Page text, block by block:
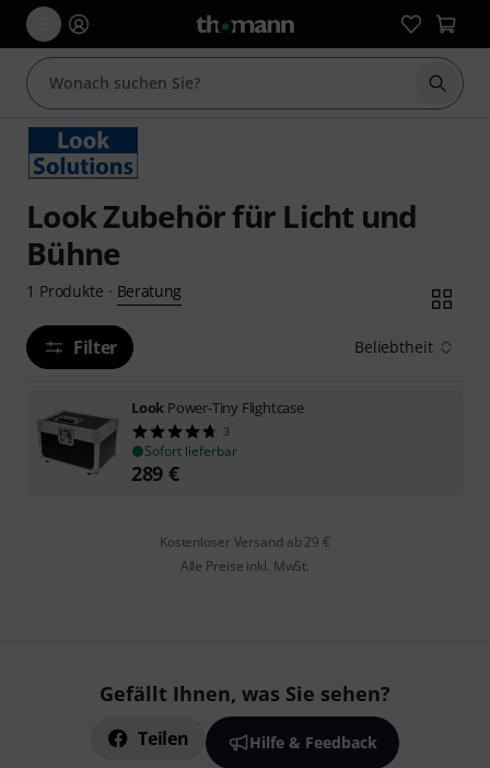
Suche
Look Zubehör für Licht und
Bühne
1 Produkte · Beratung
Filter Beliebtheit
Look Power-Tiny Flightcase
3
Sofort lieferbar
289 €
Kostenloser Versand ab 29 €
Alle Preise inkl. MwSt.
Gefällt Ihnen, was Sie sehen?
Teilen Hilfe & Feedback